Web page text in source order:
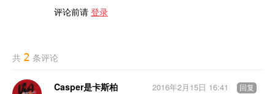
评论前请 登录
共 2 条评论
Casper是卡斯柏
2016年2月15日 16:41 回复